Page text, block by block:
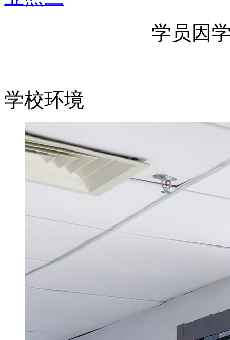
学员因
学校环境